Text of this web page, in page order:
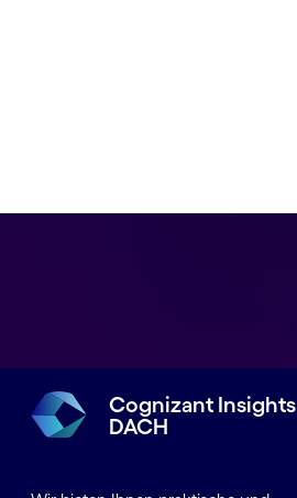
Cognizant Insights
DACH